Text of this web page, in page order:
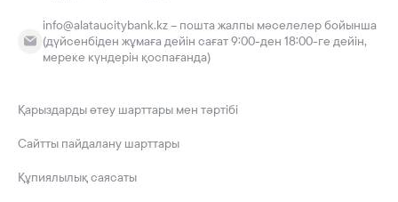
info@alataucitybank.kz – пошта жалпы мәселелер бойынша
(дүйсенбіден жұмаға дейін сағат 9:00-ден 18:00-ге дейін,
мереке күндерін қоспағанда)
Қарыздарды өтеу шарттары мен тәртібі
Сайтты пайдалану шарттары
Құпиялылық саясаты